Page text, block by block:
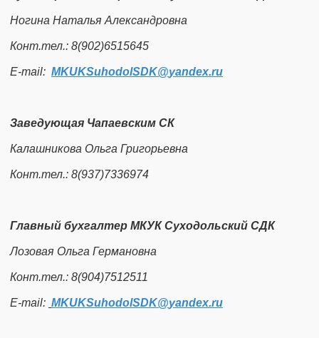
Ногина Наталья Александровна
Конт.тел.: 8(902)6515645
Е-mail: MKUKSuhodolSDK​@​yandex.ru
Заведующая Чапаевским СК
Калашникова Ольга Григорьевна
Конт.тел.: 8(937)7336974
Главный бухгалтер МКУК Суходольский СДК
Лозовая Ольга Германовна
Конт.тел.: 8(904)7512511
Е-mail: MKUKSuhodolSDK​@​yandex.ru